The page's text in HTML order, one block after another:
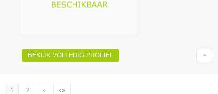
BEKIJK VOLLEDIG PROFIEL
1 2 » »»